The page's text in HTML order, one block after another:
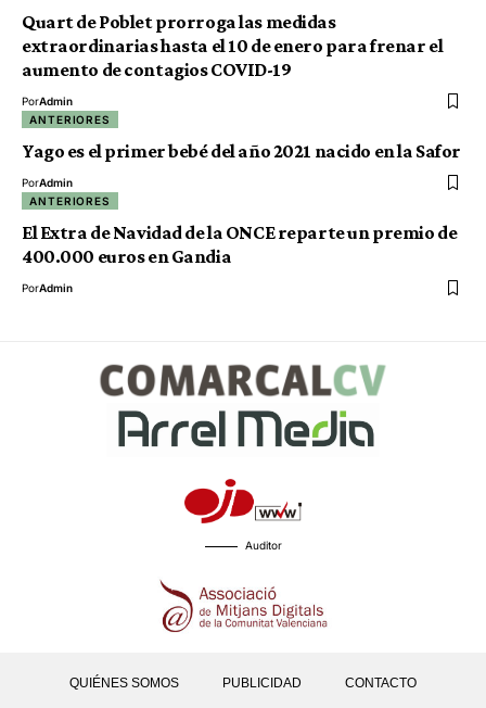
Quart de Poblet prorroga las medidas
extraordinarias hasta el 10 de enero para frenar el
aumento de contagios COVID-19
PorAdmin
ANTERIORES
Yago es el primer bebé del año 2021 nacido en la Safor
PorAdmin
ANTERIORES
El Extra de Navidad de la ONCE reparte un premio de
400.000 euros en Gandia
PorAdmin
Auditor
QUIÉNES SOMOS PUBLICIDAD CONTACTO